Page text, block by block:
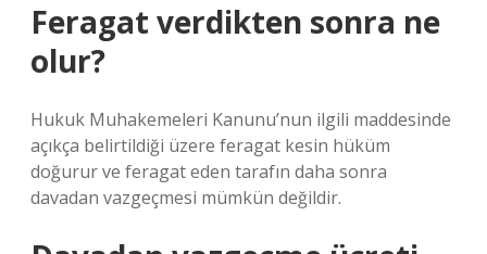
Feragat verdikten sonra ne
olur?
Hukuk Muhakemeleri Kanunu’nun ilgili maddesinde
açıkça belirtildiği üzere feragat kesin hüküm
doğurur ve feragat eden tarafın daha sonra
davadan vazgeçmesi mümkün değildir.